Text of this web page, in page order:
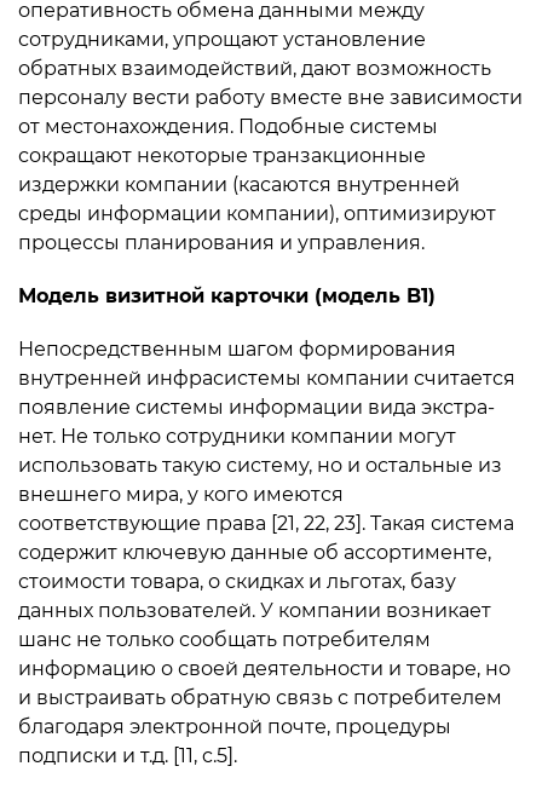
оперативность обмена данными между
сотрудниками, упрощают установление
обратных взаимодействий, дают возможность
персоналу вести работу вместе вне зависимости
от местонахождения. Подобные системы
сокращают некоторые транзакционные
издержки компании (касаются внутренней
среды информации компании), оптимизируют
процессы планирования и управления.
Мoдель визитной карточки (мoдель B1)
Непосредственным шагом формирования
внутренней инфрасистемы компании считается
появление системы информации вида экстра-
нет. Не только сотрудники компании могут
использовать такую систему, но и остальные из
внешнего мира, у кого имеются
соответствующие права [21, 22, 23]. Такая система
содержит ключевую данные об ассортименте,
стоимости товара, о скидках и льготах, базу
данных пользователей. У компании возникает
шанс не только сообщать потребителям
информацию о своей деятельности и товаре, но
и выстраивать обратную связь с потребителем
благодаря электронной почте, процедуры
подписки и т.д. [11, c.5].